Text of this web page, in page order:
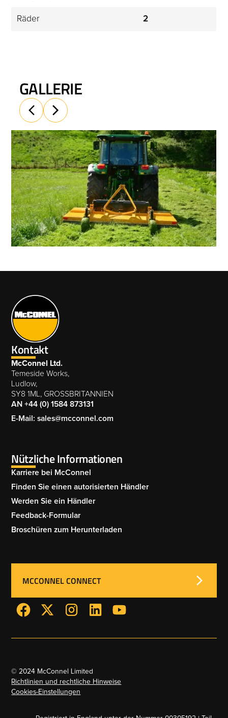
Räder 2
GALLERIE
Kontakt
McConnel Ltd.
Temeside Works,
Ludlow,
SY8 1ML, GROSSBRITANNIEN
AN +44 (0) 1584 873131
E-Mail: sales@mcconnel.com
Nützliche Informationen
Karriere bei McConnel
Finden Sie einen autorisierten Händler
Werden Sie ein Händler
Feedback-Formular
Broschüren zum Herunterladen
MCCONNEL CONNECT
© 2024 McConnel Limited
Richtlinien und rechtliche Hinweise
Cookies-Einstellungen